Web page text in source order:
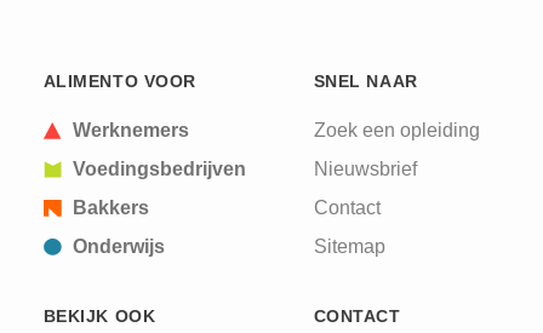
ALIMENTO VOOR
Werknemers
Voedingsbedrijven
Bakkers
Onderwijs
SNEL NAAR
Zoek een opleiding
Nieuwsbrief
Contact
Sitemap
BEKIJK OOK CONTACT